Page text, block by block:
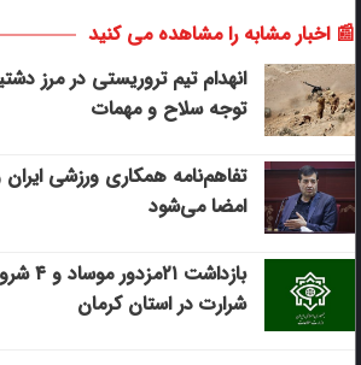
📰 اخبار مشابه را مشاهده می کنید
انهدام تیم تروریستی در مرز
توجه سلاح و مهمات
تفاهم‌نامه همکاری ورزشی
امضا می‌شود
بازداشت
شرارت در استان کرمان